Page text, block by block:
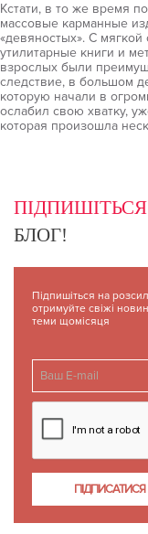
Кстати, в то же время
массовые карманные
«девяностых». С мягкой
утилитарные книги и
взрослых были
следствие, в большом
которую начали в
ослабил свою хватку,
которая произошла
ПІДПИШІТЬСЯ
БЛОГ!
Підпишіться на
отримуйте свіжі
теми щомісяця